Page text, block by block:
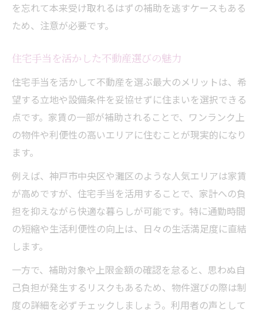
を忘れて本来受け取れるはずの補助を逃すケースもある
ため、注意が必要です。
住宅手当を活かした不動産選びの魅力
住宅手当を活かして不動産を選ぶ最大のメリットは、希
望する立地や設備条件を妥協せずに住まいを選択できる
点です。家賃の一部が補助されることで、ワンランク上
の物件や利便性の高いエリアに住むことが現実的になり
ます。
例えば、神戸市中央区や灘区のような人気エリアは家賃
が高めですが、住宅手当を活用することで、家計への負
担を抑えながら快適な暮らしが可能です。特に通勤時間
の短縮や生活利便性の向上は、日々の生活満足度に直結
します。
一方で、補助対象や上限金額の確認を怠ると、思わぬ自
己負担が発生するリスクもあるため、物件選びの際は制
度の詳細を必ずチェックしましょう。利用者の声として